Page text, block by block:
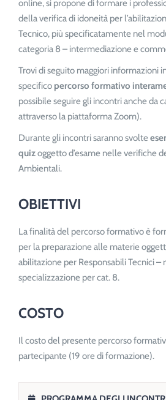
online, si propone di formare i
della verifica di idoneità per
Tecnico, più specificatamente nel
categoria 8 – intermediazione e
Trovi di seguito maggiori informazioni
specifico percorso formativo
possibile seguire gli incontri anche da
attraverso la piattaforma Zoom).
Durante gli incontri saranno svolte
quizoggetto d’esame nelle verifiche
Ambientali.
OBIETTIVI
La finalità del percorso formativo è
per la preparazione alle materie
abilitazione per Responsabili Tecnici –
specializzazione per cat. 8.
COSTO
Il costo del presente percorso
partecipante (19 ore di formazione).